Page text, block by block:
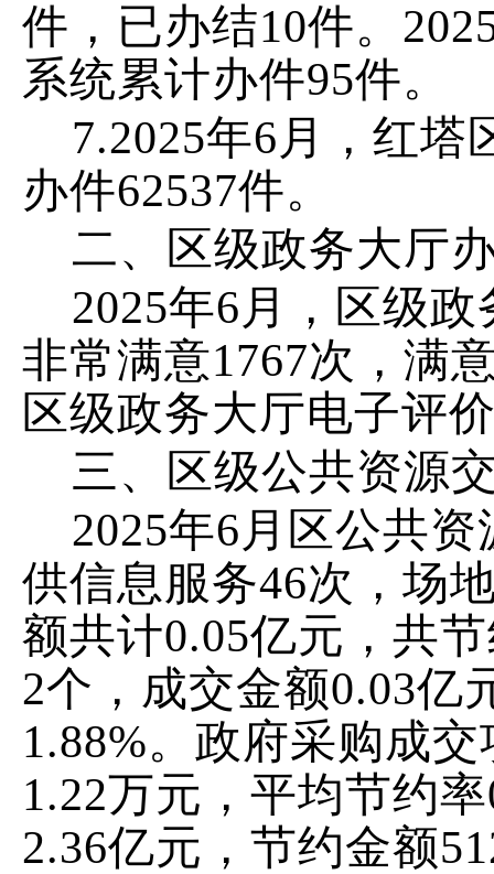
件，已办结10件。 202
系统累计办件95件。
7.2025年6 月，红塔
办件62537件。
二、
区级政务大厅
2025年6 月 ， 区级
非常满意1767次，满
区级政务大厅电子评
三、区级公共资源
2025年6 月区公共
供信息服务46次，场
额共计0.05亿元，共
2个，成交金额0.03亿
1.88%。政府采购成交
1.22万元，平均节约率
2.36亿元，节约金额